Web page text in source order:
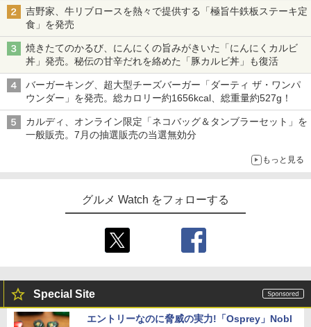
吉野家、牛リブロースを熱々で提供する「極旨牛鉄板ステーキ定
食」を発売
焼きたてのかるび、にんにくの旨みがきいた「にんにくカルビ
丼」発売。秘伝の甘辛だれを絡めた「豚カルビ丼」も復活
バーガーキング、超大型チーズバーガー「ダーティ ザ・ワンパ
ウンダー」を発売。総カロリー約1656kcal、総重量約527g！
カルディ、オンライン限定「ネコバッグ＆タンブラーセット」を
一般販売。7月の抽選販売の当選無効分
もっと見る
グルメ Watch をフォローする
Special Site
エントリーなのに脅威の実力!「Osprey」Nobl